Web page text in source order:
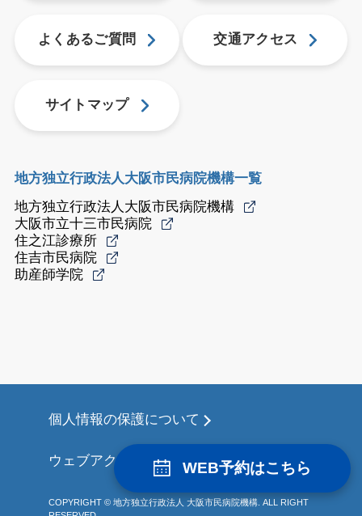
WEB予約はこちら
よくあるご質問 交通アクセス
サイトマップ
地方独立行政法人大阪市民病院機構一覧
地方独立行政法人大阪市民病院機構
大阪市立十三市民病院
住之江診療所
住吉市民病院
助産師学院
個人情報の保護について
ウェブアクセシビリティについて
COPYRIGHT © 地方独立行政法人 大阪市民病院機構. ALL RIGHT